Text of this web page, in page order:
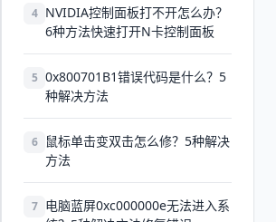
4 NVIDIA控制面板打不开怎么办？
6种方法快速打开N卡控制面板
5 0x800701B1错误代码是什么？5
种解决方法
6
鼠标单击变双击怎么修？5种解决
方法
7 电脑蓝屏0xc000000e无法进入系